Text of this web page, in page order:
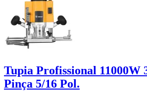
Tupia Profissional 11000W
Pinça 5/16 Pol.